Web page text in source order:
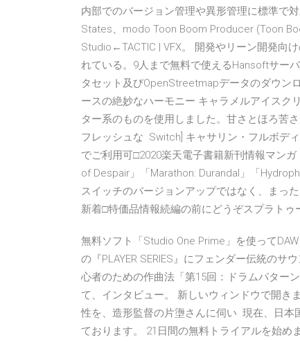
内部でのバージョン管理や異形管理に標準で
States、modo Toon Boom Producer (Toon
Studio←TACTIC | VFX。 開発やリーン開発向
れている。9人まで無料で使えるHansoftサー
タセット及びOpenStreetmapデータのダウン
ースの絶妙なハーモニー キャラメルアイスク
ター系のものを使用しました。甘さとほろ苦
フレッシュな Switch] キャサリン・フルボデ
でご利用可□2020楽天電子書籍新刊情報マン
of Despair」「Marathon: Durandal」「
スイッチのバージョンアップではなく、まっ
新着□特価品情報続編の前にどうぞスプラト
無料ソフト「Studio One Prime」を使って
の『PLAYER SERIES』にフェンダー伝統の
心者のための作曲法「第15回：ドラムパター
て、インタビュー。 新しいウィンドウで開き
性を、造形監督の片塰さんに伺い 現在、日本
ております。 21日間の無料トライアルを始め